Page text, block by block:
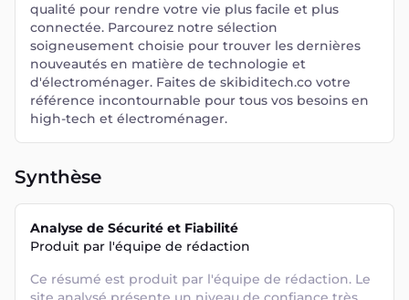
qualité pour rendre votre vie plus facile et plus
connectée. Parcourez notre sélection
soigneusement choisie pour trouver les dernières
nouveautés en matière de technologie et
d'électroménager. Faites de skibiditech.co votre
référence incontournable pour tous vos besoins en
high-tech et électroménager.
Synthèse
Analyse de Sécurité et Fiabilité
Produit par l'équipe de rédaction
Ce résumé est produit par l'équipe de rédaction. Le